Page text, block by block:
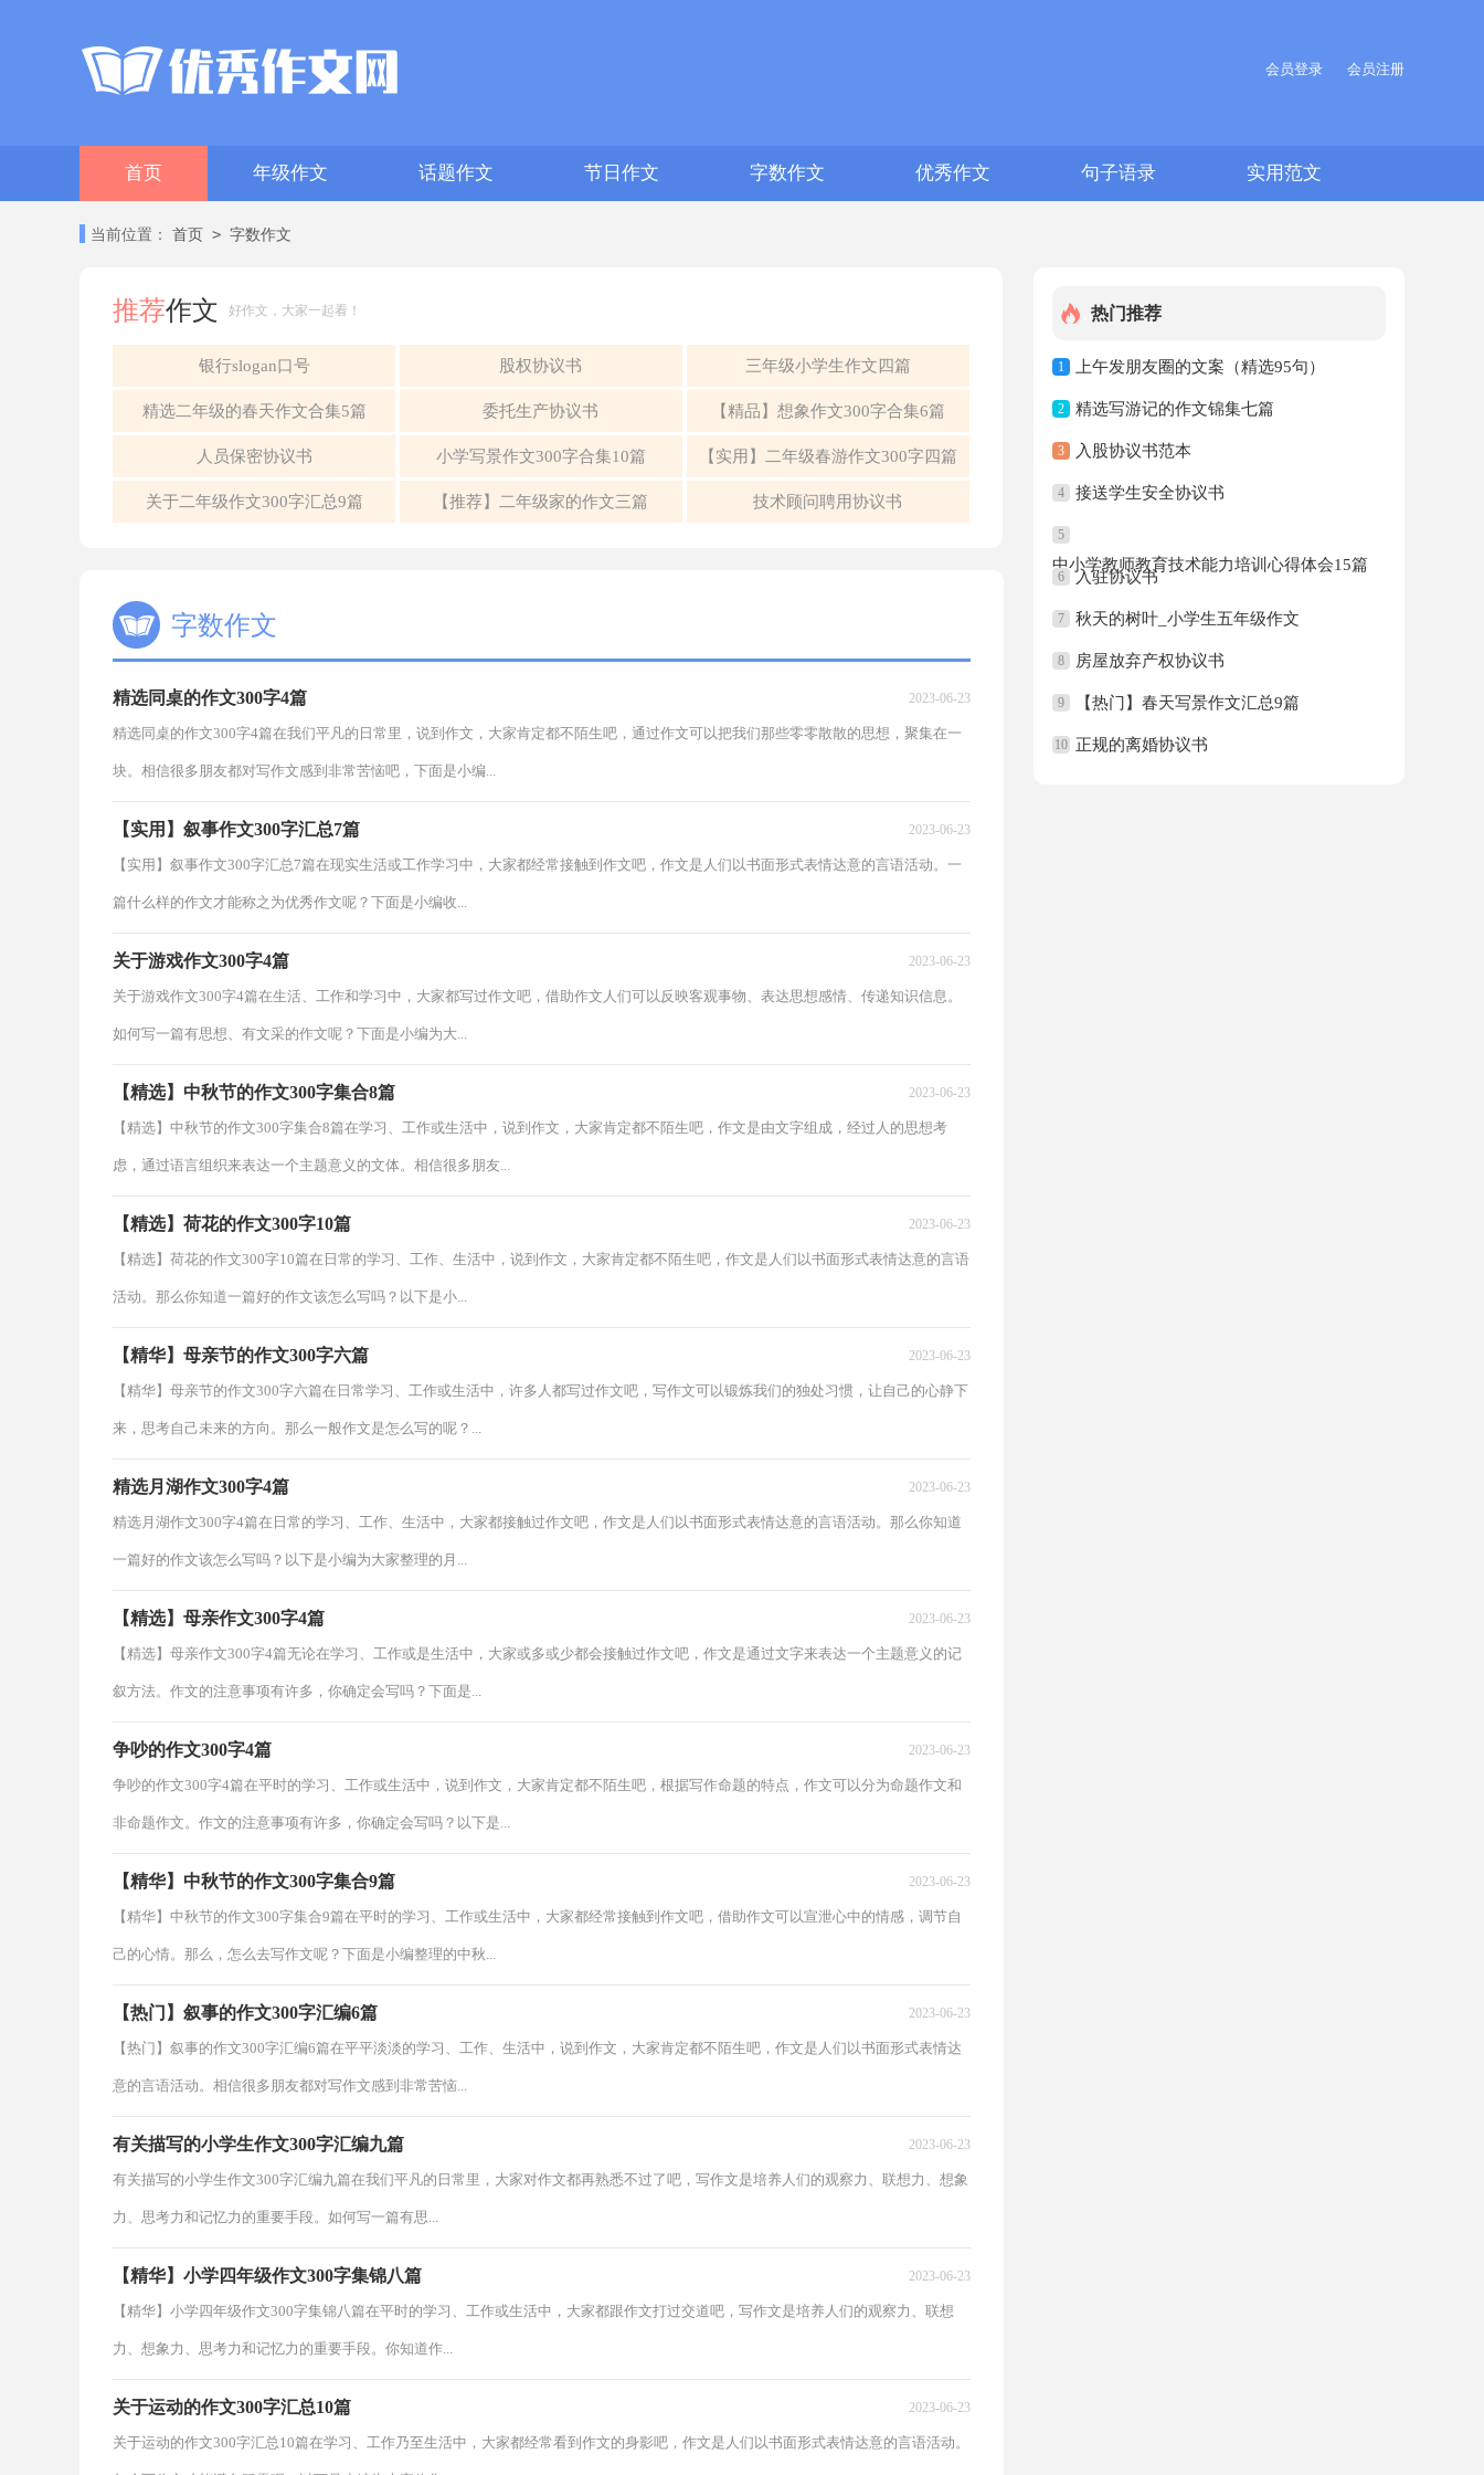
会员登录 会员注册
首页 年级作文 话题作文 节日作文 字数作文 优秀作文 句子语录 实用范文
当前位置： 首页 > 字数作文
推荐作文 好作文，大家一起看！
银行slogan口号 股权协议书 三年级小学生作文四篇
精选二年级的春天作文合集5篇 委托生产协议书 【精品】想象作文300字合集6篇
人员保密协议书 小学写景作文300字合集10篇 【实用】二年级春游作文300字四篇
关于二年级作文300字汇总9篇 【推荐】二年级家的作文三篇 技术顾问聘用协议书
字数作文
精选同桌的作文300字4篇 2023-06-23
精选同桌的作文300字4篇在我们平凡的日常里，说到作文，大家肯定都不陌生吧，通过作文可以把我们那些零零散散的思想，聚集在一
块。相信很多朋友都对写作文感到非常苦恼吧，下面是小编...
【实用】叙事作文300字汇总7篇 2023-06-23
【实用】叙事作文300字汇总7篇在现实生活或工作学习中，大家都经常接触到作文吧，作文是人们以书面形式表情达意的言语活动。一
篇什么样的作文才能称之为优秀作文呢？下面是小编收...
关于游戏作文300字4篇 2023-06-23
关于游戏作文300字4篇在生活、工作和学习中，大家都写过作文吧，借助作文人们可以反映客观事物、表达思想感情、传递知识信息。
如何写一篇有思想、有文采的作文呢？下面是小编为大...
【精选】中秋节的作文300字集合8篇 2023-06-23
【精选】中秋节的作文300字集合8篇在学习、工作或生活中，说到作文，大家肯定都不陌生吧，作文是由文字组成，经过人的思想考
虑，通过语言组织来表达一个主题意义的文体。相信很多朋友...
【精选】荷花的作文300字10篇 2023-06-23
【精选】荷花的作文300字10篇在日常的学习、工作、生活中，说到作文，大家肯定都不陌生吧，作文是人们以书面形式表情达意的言语
活动。那么你知道一篇好的作文该怎么写吗？以下是小...
【精华】母亲节的作文300字六篇 2023-06-23
【精华】母亲节的作文300字六篇在日常学习、工作或生活中，许多人都写过作文吧，写作文可以锻炼我们的独处习惯，让自己的心静下
来，思考自己未来的方向。那么一般作文是怎么写的呢？...
精选月湖作文300字4篇 2023-06-23
精选月湖作文300字4篇在日常的学习、工作、生活中，大家都接触过作文吧，作文是人们以书面形式表情达意的言语活动。那么你知道
一篇好的作文该怎么写吗？以下是小编为大家整理的月...
【精选】母亲作文300字4篇 2023-06-23
【精选】母亲作文300字4篇无论在学习、工作或是生活中，大家或多或少都会接触过作文吧，作文是通过文字来表达一个主题意义的记
叙方法。作文的注意事项有许多，你确定会写吗？下面是...
争吵的作文300字4篇 2023-06-23
争吵的作文300字4篇在平时的学习、工作或生活中，说到作文，大家肯定都不陌生吧，根据写作命题的特点，作文可以分为命题作文和
非命题作文。作文的注意事项有许多，你确定会写吗？以下是...
【精华】中秋节的作文300字集合9篇 2023-06-23
【精华】中秋节的作文300字集合9篇在平时的学习、工作或生活中，大家都经常接触到作文吧，借助作文可以宣泄心中的情感，调节自
己的心情。那么，怎么去写作文呢？下面是小编整理的中秋...
【热门】叙事的作文300字汇编6篇 2023-06-23
【热门】叙事的作文300字汇编6篇在平平淡淡的学习、工作、生活中，说到作文，大家肯定都不陌生吧，作文是人们以书面形式表情达
意的言语活动。相信很多朋友都对写作文感到非常苦恼...
有关描写的小学生作文300字汇编九篇 2023-06-23
有关描写的小学生作文300字汇编九篇在我们平凡的日常里，大家对作文都再熟悉不过了吧，写作文是培养人们的观察力、联想力、想象
力、思考力和记忆力的重要手段。如何写一篇有思...
【精华】小学四年级作文300字集锦八篇 2023-06-23
【精华】小学四年级作文300字集锦八篇在平时的学习、工作或生活中，大家都跟作文打过交道吧，写作文是培养人们的观察力、联想
力、想象力、思考力和记忆力的重要手段。你知道作...
关于运动的作文300字汇总10篇 2023-06-23
关于运动的作文300字汇总10篇在学习、工作乃至生活中，大家都经常看到作文的身影吧，作文是人们以书面形式表情达意的言语活动。
热门推荐
1 上午发朋友圈的文案（精选95句）
2 精选写游记的作文锦集七篇
3 入股协议书范本
4 接送学生安全协议书
5
中小学教师教育技术能力培训心得体会15篇
6 入驻协议书
7 秋天的树叶_小学生五年级作文
8 房屋放弃产权协议书
9 【热门】春天写景作文汇总9篇
10 正规的离婚协议书